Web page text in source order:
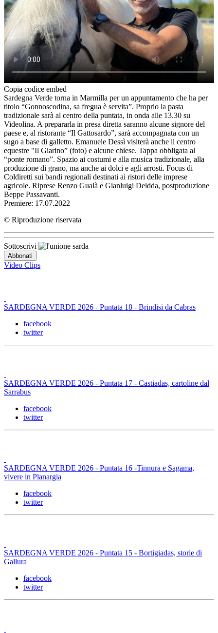
Copia codice embed
Sardegna Verde torna in Marmilla per un appuntamento che ha per
titolo “Gonnoscodina, sa fregua è servita”. Proprio la pasta
tradizionale sarà al centro della puntata, in onda alle 13.30 su
Videolina. A prepararla in presa diretta saranno alcune signore del
paese e, al ristorante “Il Gattosardo”, sarà accompagnata con un
sugo a base di galletto. Emanuele Dessì visiterà anche il centro
equestre "Il Giarino” (foto) e alcune chiese. Tappa obbligata al
“ponte romano”. Spazio ai costumi e alla musica tradizionale, alla
produzione di grano, ma anche ai dolci e agli arrosti. Focus di
Coldiretti sui bandi regionali destinati ai ristori delle imprese
agricole. Riprese Renzo Gualà e Gianluigi Deidda, postproduzione
Beppe Passavanti.
Premiere: 17.07.2022
© Riproduzione riservata
Sottoscrivi
Video Clips
SARDEGNA VERDE 2026 - Puntata 18 - Brindisi da Cabras
facebook
twitter
SARDEGNA VERDE 2026 - Puntata 17 - Castiadas, cartoline dal
Sarrabus
facebook
twitter
SARDEGNA VERDE 2026 - Puntata 16 -Tinnura e Sagama,
vivere in Planargia
facebook
twitter
SARDEGNA VERDE 2026 - Puntata 15 - Bortigiadas, storie di
Gallura
facebook
twitter